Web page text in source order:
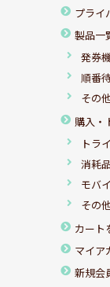
プライ
製品一
発券
順番
その
購入・
トラ
消耗
モバ
その
カート
マイア
新規会